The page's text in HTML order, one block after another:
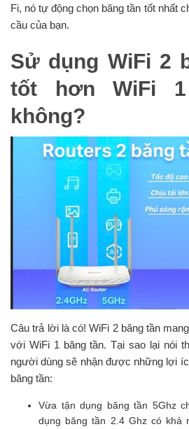
Fi, nó tự động chọn băng tần tốt nhất
cầu của bạn.
Sử dụng WiFi 2
tốt hơn WiFi
không?
Câu trả lời là có! WiFi 2 băng tần
với WiFi 1 băng tần. Tại sao lại nói
người dùng sẽ nhận được những lợi
băng tần:
Vừa tận dụng băng tần 5Ghz
dụng băng tần 2.4 Ghz có khả